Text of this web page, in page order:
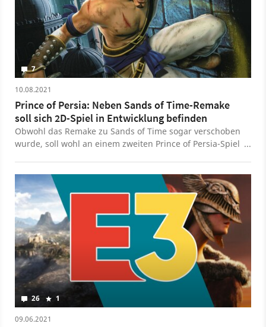
7
10.08.2021
Prince of Persia: Neben Sands of Time-Remake
soll sich 2D-Spiel in Entwicklung befinden
Obwohl das Remake zu Sands of Time sogar verschoben
wurde, soll wohl an einem zweiten Prince of Persia-Spiel
26 1
09.06.2021